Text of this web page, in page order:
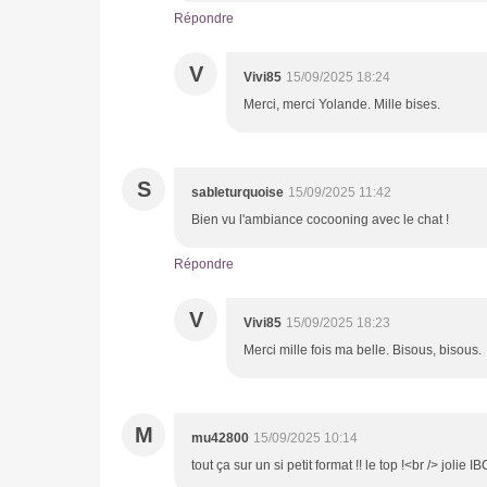
Répondre
V Vivi85 15/09/2025 18:24
Merci, merci Yolande. Mille bises.
S sableturquoise 15/09/2025 11:42
Bien vu l'ambiance cocooning avec le chat !
Répondre
V Vivi85 15/09/2025 18:23
Merci mille fois ma belle. Bisous, bisous.
M mu42800 15/09/2025 10:14
tout ça sur un si petit format !! le top !<br /> jolie